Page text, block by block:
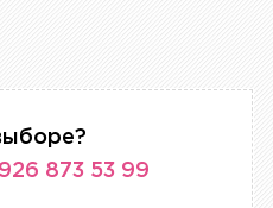
873 53 99